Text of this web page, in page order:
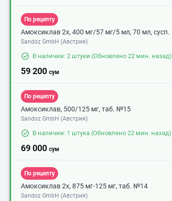
По рецепту
Амоксиклав 2х, 400 мг/57 мг/5 мл, 70 мл, сусп.
Sandoz GmbH (Австрия)
В наличии: 2 штуки (Обновлено 22 мин. назад)
59 200 сум
По рецепту
Амоксиклав, 500/125 мг, таб. №15
Sandoz GmbH (Австрия)
В наличии: 1 штука (Обновлено 22 мин. назад)
69 000 сум
По рецепту
Амоксиклав 2х, 875 мг-125 мг, таб. №14
Sandoz GmbH (Австрия)